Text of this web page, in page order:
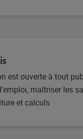
est ouverte à tout
maîtriser les
et calculs